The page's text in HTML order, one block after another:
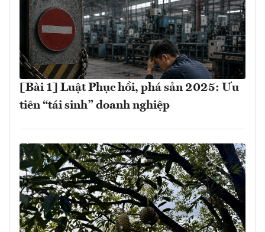
[Bài 1] Luật Phục hồi, phá sản 2025: Ưu
tiên “tái sinh” doanh nghiệp